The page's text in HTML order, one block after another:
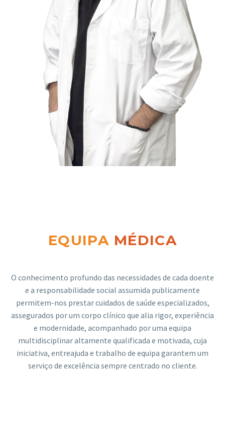
EQUIPA MÉDICA
O conhecimento profundo das necessidades de cada doente
e a responsabilidade social assumida publicamente
permitem-nos prestar cuidados de saúde especializados,
assegurados por um corpo clínico que alia rigor, experiência
e modernidade, acompanhado por uma equipa
multidisciplinar altamente qualificada e motivada, cuja
iniciativa, entreajuda e trabalho de equipa garantem um
serviço de excelência sempre centrado no cliente.